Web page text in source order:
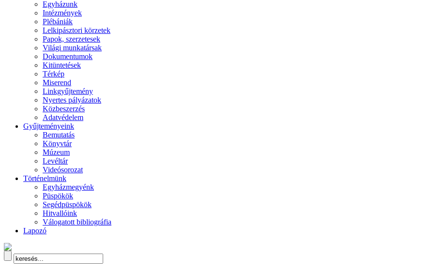
Egyházunk
Intézmények
Plébániák
Lelkipásztori körzetek
Papok, szerzetesek
Világi munkatársak
Dokumentumok
Kitüntetések
Térkép
Miserend
Linkgyűjtemény
Nyertes pályázatok
Közbeszerzés
Adatvédelem
Gyűjteményeink
Bemutatás
Könyvtár
Múzeum
Levéltár
Videósorozat
Történelmünk
Egyházmegyénk
Püspökök
Segédpüspökök
Hitvallóink
Válogatott bibliográfia
Lapozó